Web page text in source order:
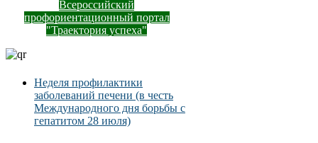
Всероссийский
профориентационный портал
"Траектория успеха"
Неделя профилактики
заболеваний печени (в честь
Международного дня борьбы с
гепатитом 28 июля)